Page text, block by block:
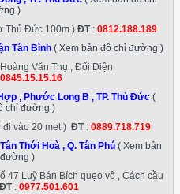
)
Thủ Đức 100m ) ĐT: 0812.188.189
Tân Bình ( Xem bản đồ chỉ đường )
Văn Thụ , Đối Diện
0845.15.15.16
, Phước Long B , TP. Thủ Đức (
chỉ đường )
vào 20 met ) ĐT: 0889.718.719
Thới Hoà , Q. Tân Phú ( Xem bản
)
47 Luỹ Bán Bích quẹo vô , Cách cầu
ĐT: 0977.501.601